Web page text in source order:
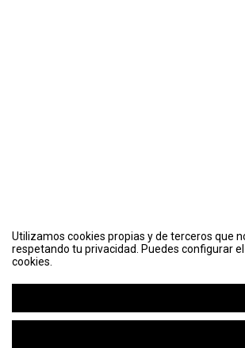
Utilizamos cookies propias y de terceros que
respetando tu privacidad. Puedes configurar
cookies.